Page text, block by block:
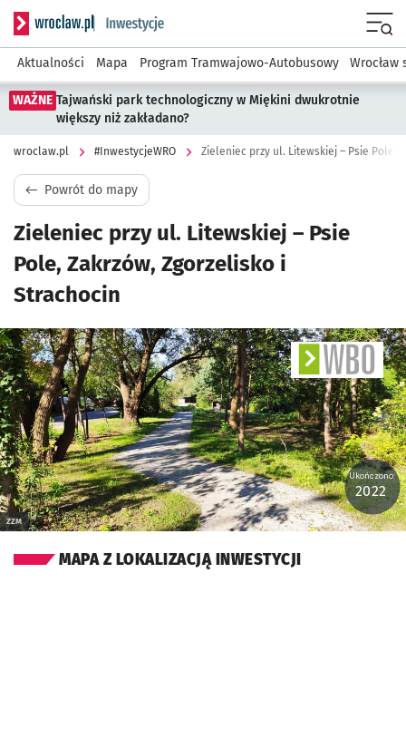
Serwis informacyjny wroclaw.pl podserwis:
Aktualności Mapa Program Tramwajowo-Autobusowy Wrocław
WAŻNE Tajwański park technologiczny w Miękini dwukrotnie
większy niż zakładano?
wroclaw.pl #InwestycjeWRO Zieleniec przy ul. Litewskiej – Psie Pole,
Powrót do mapy
Zieleniec przy ul. Litewskiej – Psie
Pole, Zakrzów, Zgorzelisko i
Strachocin
ZZM
Ukończono:
2022
MAPA Z LOKALIZACJĄ INWESTYCJI